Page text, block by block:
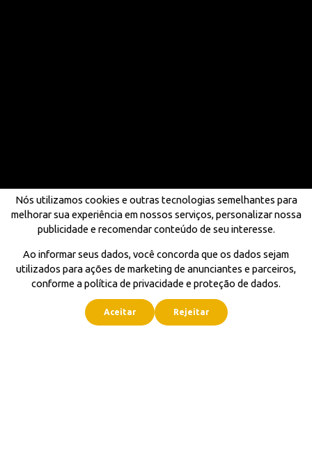
Nós utilizamos cookies e outras tecnologias semelhantes para
melhorar sua experiência em nossos serviços, personalizar nossa
publicidade e recomendar conteúdo de seu interesse.
Ao informar seus dados, você concorda que os dados sejam
utilizados para ações de marketing de anunciantes e parceiros,
conforme a política de privacidade e proteção de dados.
Aceitar Rejeitar